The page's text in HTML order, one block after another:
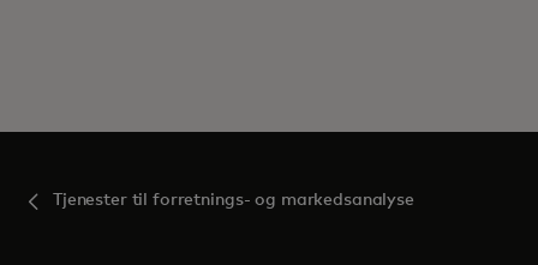
Tjenester til forretnings- og markedsanalyse